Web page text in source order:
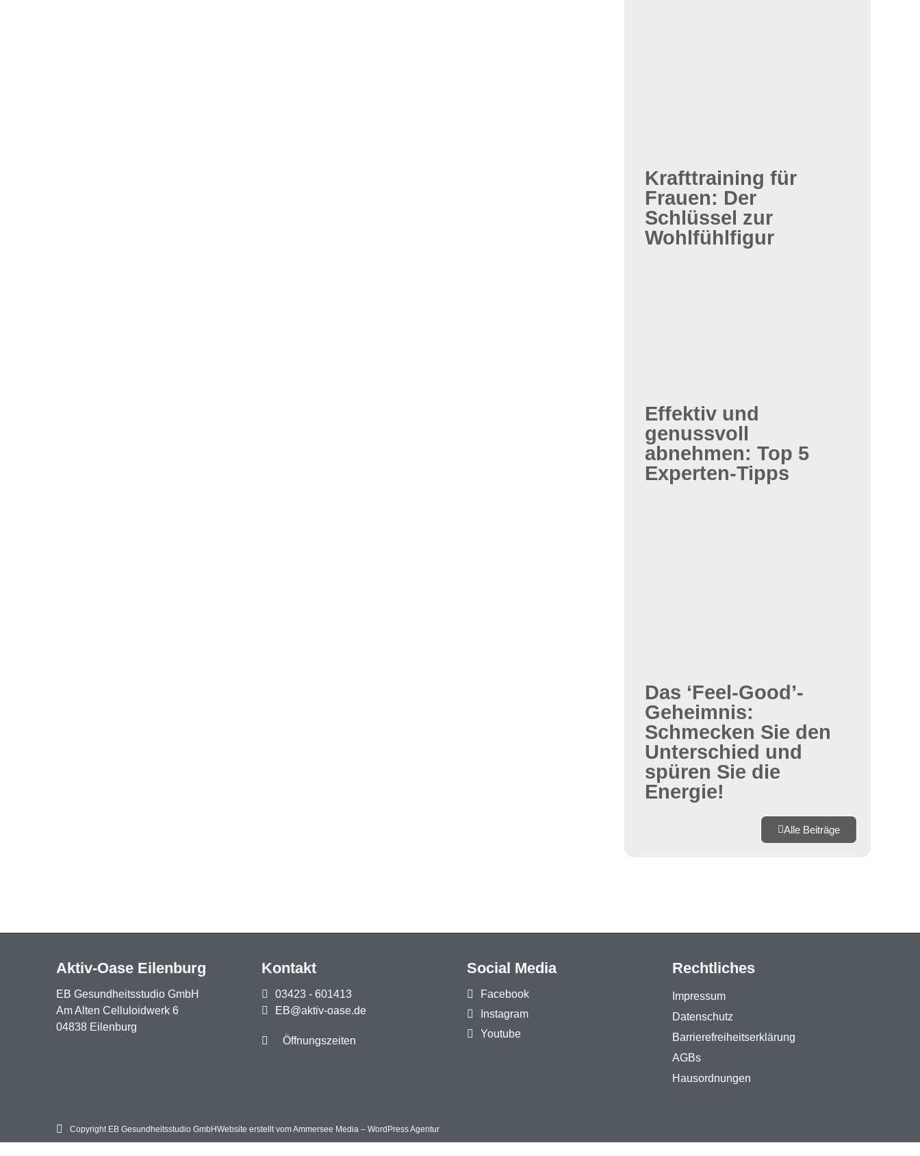
Krafttraining für
Frauen: Der
Schlüssel zur
Wohlfühlfigur
Effektiv und
genussvoll
abnehmen: Top 5
Experten-Tipps
Das ‘Feel-Good’-
Geheimnis:
Schmecken Sie den
Unterschied und
spüren Sie die
Energie!
Alle Beiträge
Aktiv-Oase Eilenburg
EB Gesundheitsstudio GmbH
Am Alten Celluloidwerk 6
04838 Eilenburg
Kontakt
03423 - 601413
EB@aktiv-oase.de
Öffnungszeiten
Social Media
Facebook
Instagram
Youtube
Rechtliches
Impressum
Datenschutz
Barrierefreiheitserklärung
AGBs
Hausordnungen
Copyright EB Gesundheitsstudio GmbHWebsite erstellt vom Ammersee Media – WordPress Agentur